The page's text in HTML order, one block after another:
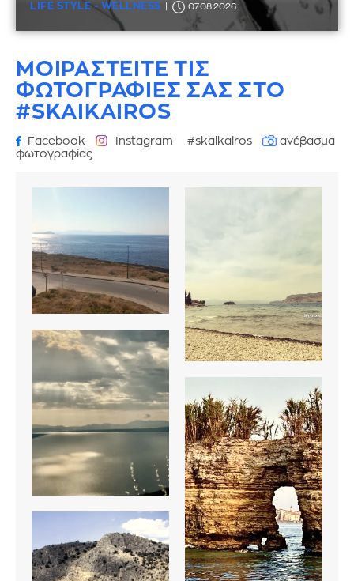
LIFE STYLE - WELLNESS 07.08.2026
ΜΟΙΡΑΣΤΕΙΤΕ ΤΙΣ
ΦΩΤΟΓΡΑΦΙΕΣ ΣΑΣ ΣΤΟ
#SKAIKAIROS
Facebook Instagram #skaikairos
ανέβασμα
φωτογραφίας